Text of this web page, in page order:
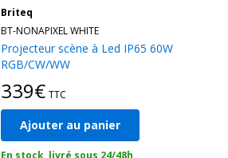
Briteq
BT-NONAPIXEL WHITE
Projecteur scène à Led IP65 60W
RGB/CW/WW
339€ TTC
Ajouter au panier
En stock, livré sous 24/48h